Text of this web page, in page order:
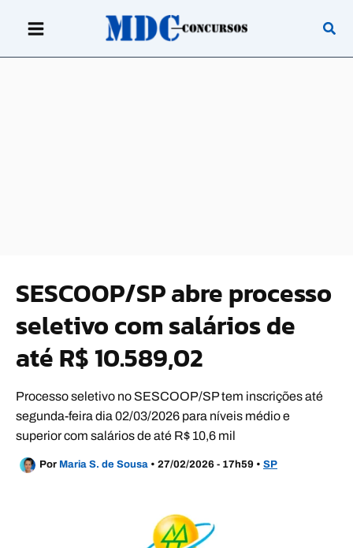
SESCOOP/SP abre processo
seletivo com salários de
até R$ 10.589,02
Processo seletivo no SESCOOP/SP tem inscrições até
segunda-feira dia 02/03/2026 para níveis médio e
superior com salários de até R$ 10,6 mil
Por Maria S. de Sousa • 27/02/2026 - 17h59 • SP